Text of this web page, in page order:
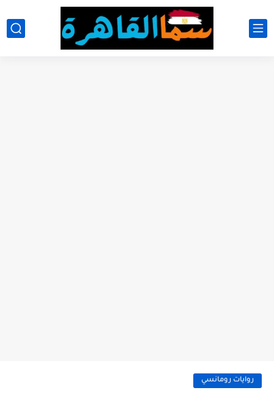
روايات رومانسي